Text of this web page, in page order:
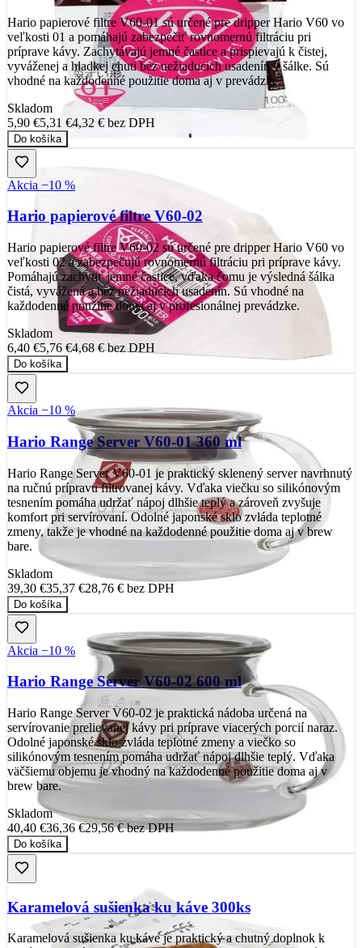
Hario papierové filtre V60-01 sú určené pre dripper Hario V60 vo
veľkosti 01 a pomáhajú zabezpečiť rovnomernú filtráciu pri
príprave kávy. Zachytávajú jemné častice a prispievajú k čistej,
vyváženej a hladkej chuti bez nežiaducich usadenín v šálke. Sú
vhodné na každodenné použitie doma aj v prevádzke.
Skladom
5,90 €5,31 €4,32 € bez DPH
Do košíka
Akcia −10 %
Hario papierové filtre V60-02
Hario papierové filtre V60-02 sú určené pre dripper Hario V60 vo
veľkosti 02 a zabezpečujú rovnomernú filtráciu pri príprave kávy.
Pomáhajú zachytiť jemné častice, vďaka čomu je výsledná šálka
čistá, vyvážená a bez nežiaducich usadenín. Sú vhodné na
každodenné použitie doma aj v profesionálnej prevádzke.
Skladom
6,40 €5,76 €4,68 €bez DPH
Do košíka
Akcia −10 %
Hario Range Server V60-01 360 ml
Hario Range Server V60-01 je praktický sklenený server navrhnutý
na ručnú prípravu filtrovanej kávy. Vďaka viečku so silikónovým
tesnením pomáha udržať nápoj dlhšie teplý a zároveň zvyšuje
komfort pri servírovaní. Odolné japonské sklo zvláda teplotné
zmeny, takže je vhodné na každodenné použitie doma aj v brew
bare.
Skladom
39,30 €35,37 €28,76 € bez DPH
Do košíka
Akcia −10 %
Hario Range Server V60-02 600 ml
Hario Range Server V60-02 je praktická nádoba určená na
servírovanie prelievanej kávy pri príprave viacerých porcií naraz.
Odolné japonské sklo zvláda teplotné zmeny a viečko so
silikónovým tesnením pomáha udržať nápoj dlhšie teplý. Vďaka
väčšiemu objemu je vhodný na každodenné použitie doma aj v
brew bare.
Skladom
40,40 €36,36 €29,56 €bez DPH
Do košíka
Karamelová sušienka ku káve 300ks
Karamelová sušienka ku káve je praktický a chutný doplnok k